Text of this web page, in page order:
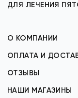
ДЛЯ ЛЕЧЕНИЯ
О КОМПАНИИ
ОПЛАТА И
ОТЗЫВЫ
НАШИ МАГАЗИНЫ